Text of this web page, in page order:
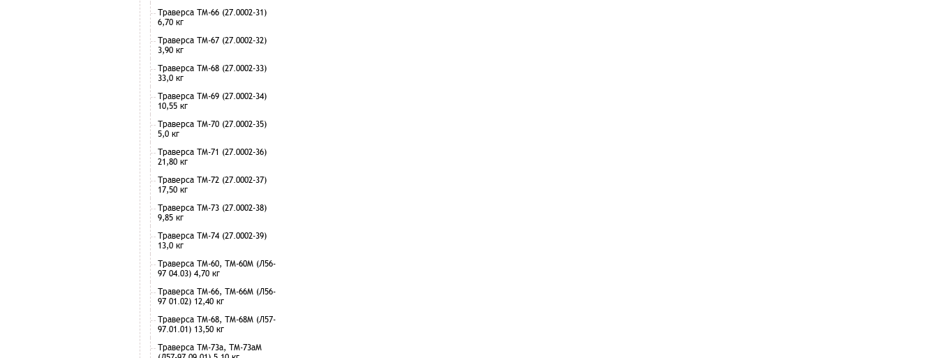
Траверса ТМ-66 (27.0002-31)
6,70 кг
Траверса ТМ-67 (27.0002-32)
3,90 кг
Траверса ТМ-68 (27.0002-33)
33,0 кг
Траверса ТМ-69 (27.0002-34)
10,55 кг
Траверса ТМ-70 (27.0002-35)
5,0 кг
Траверса ТМ-71 (27.0002-36)
21,80 кг
Траверса ТМ-72 (27.0002-37)
17,50 кг
Траверса ТМ-73 (27.0002-38)
9,85 кг
Траверса ТМ-74 (27.0002-39)
13,0 кг
Траверса ТМ-60, ТМ-60М (Л56-
97 04.03) 4,70 кг
Траверса ТМ-66, ТМ-66М (Л56-
97 01.02) 12,40 кг
Траверса ТМ-68, ТМ-68М (Л57-
97.01.01) 13,50 кг
Траверса ТМ-73а, ТМ-73аМ